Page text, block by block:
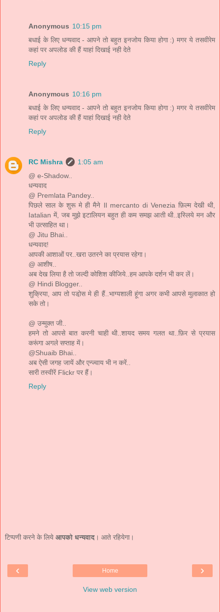
Anonymous 10:15 pm
बधाई के लिए धन्यवाद - आपने तो बहुत इनजोय किया होगा :) मगर ये तसवीरेम
कहां पर अपलोड की हैं याहां दिखाई नही देते
Reply
Anonymous 10:16 pm
बधाई के लिए धन्यवाद - आपने तो बहुत इनजोय किया होगा :) मगर ये तसवीरेम
कहां पर अपलोड की हैं याहां दिखाई नही देते
Reply
RC Mishra
1:05 am
@ e-Shadow..
धन्यवाद
@ Premlata Pandey..
पिछले साल के शुरू मे ही मैने Il mercanto di Venezia फ़िल्म देखी थी,
Iatalian में, जब मुझे इटालियन बहुत ही कम समझ आती थी..इस्लिये मन और
भी उत्साहित था।
@ Jitu Bhai..
धन्यवाद!
आपकी आशाओं पर..खरा उतरने का प्रयास रहेगा।
@ आशीष..
अब देख लिया है तो जल्दी कोशिश कीजिये..हम आपके दर्शन भी कर लें।
@ Hindi Blogger..
शुक्रिया, आप तो पडो़स मे ही हैं..भाग्यशाली हूंगा अगर कभी आपसे मुलाकात हो
सके तो।
@ उन्मुक्त जी..
हमने तो आपसे बात करनी चाही थी..शायद समय गलत था..फ़िर से प्रयास
करूंगा अगले सप्ताह में।
@Shuaib Bhai..
अब ऐसी जगह जायें और एन्ज्वाय भी न करें..
सारी तस्वीरें Flickr पर हैं।
Reply
टिप्पणी करने के लिये आपको धन्यवाद । आते रहियेगा।
‹ ›
Home
View web version